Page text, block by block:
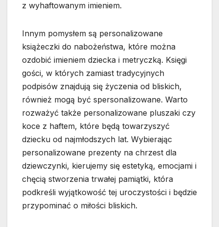
z wyhaftowanym imieniem.
Innym pomysłem są personalizowane
książeczki do nabożeństwa, które można
ozdobić imieniem dziecka i metryczką. Księgi
gości, w których zamiast tradycyjnych
podpisów znajdują się życzenia od bliskich,
również mogą być spersonalizowane. Warto
rozważyć także personalizowane pluszaki czy
koce z haftem, które będą towarzyszyć
dziecku od najmłodszych lat. Wybierając
personalizowane prezenty na chrzest dla
dziewczynki, kierujemy się estetyką, emocjami i
chęcią stworzenia trwałej pamiątki, która
podkreśli wyjątkowość tej uroczystości i będzie
przypominać o miłości bliskich.